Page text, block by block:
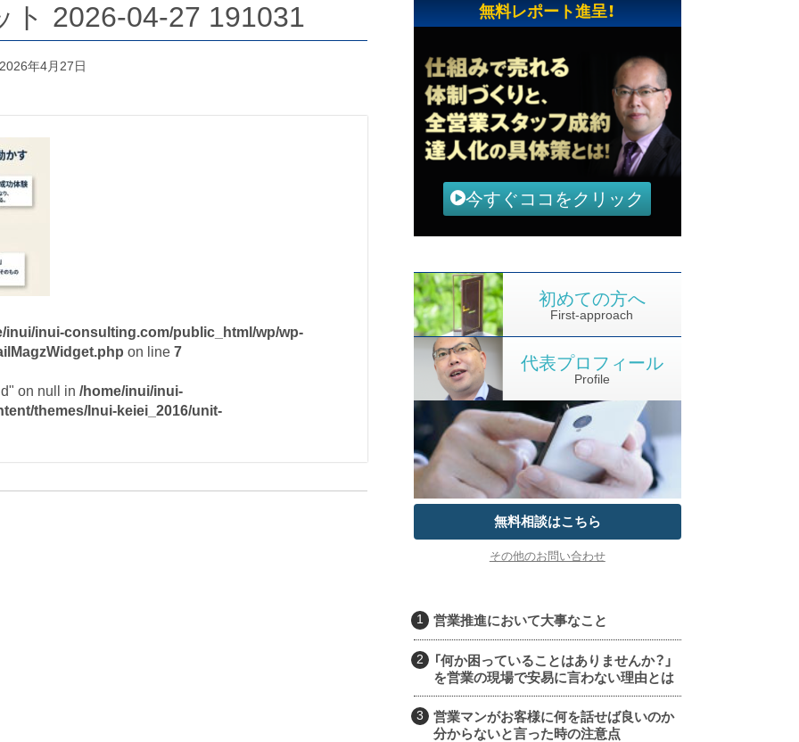
ト 2026-04-27 191031
年4月27日
inui/inui-consulting.com/public_html/wp/wp-
on line 7
on null in /home/inui/inui-
themes/Inui-keiei_2016/unit-
無料レポート進呈！
今すぐココをクリック
First-approach
初めての方へ
Profile
代表プロフィール
無料相談はこちら
その他のお問い合わせ
営業推進において大事なこと
「何か困っていることはありませんか？」
を営業の現場で安易に言わない理由とは
営業マンがお客様に何を話せば良いのか
分からないと言った時の注意点